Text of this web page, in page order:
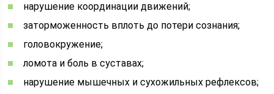
нарушение координации движений;
заторможенность вплоть до потери сознания;
головокружение;
ломота и боль в суставах;
нарушение мышечных и сухожильных рефлексов;